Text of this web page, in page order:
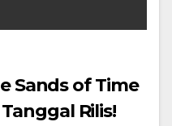
Sands of Time
Rilis!